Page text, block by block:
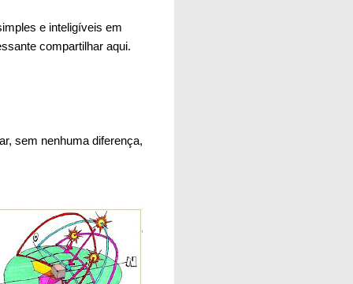
e inteligíveis em
compartilhar aqui.
sem nenhuma diferença,